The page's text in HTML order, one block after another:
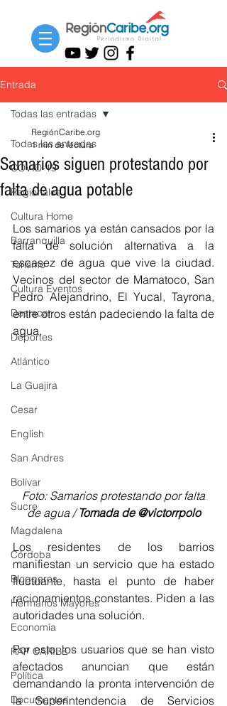
Entrada
Todas las entradas
COVID-19
Regionales
Cultura Home
Barranquilla
Turismo
Cultura Eventos
Destacar
Deportes
Atlántico
La Guajira
Cesar
English
San Andres
Bolívar
Sucre
Magdalena
Córdoba
Bloggeros
Hermanos Mayores
Economía
RAP CARIBE
Política
Documentos
Todas las entradas
Samarios siguen protestando por
falta de agua potable
RegiónCaribe.org
1 min de lectura
Los samarios ya están cansados por la
falta de solución alternativa a la
escasez de agua que vive la ciudad.
Vecinos del sector de Mamatoco, San
Pedro Alejandrino, El Yucal, Tayrona,
entre otros están padeciendo la falta de
agua.
Foto: Samarios protestando por falta
de agua / Tomada de @victorrpolo
Los residentes de los barrios
manifiestan un servicio que ha estado
fluctuante, hasta el punto de haber
racionamientos constantes. Piden a las
autoridades una solución.
Por esto, los usuarios que se han visto
afectados anuncian que están
demandando la pronta intervención de
la Superintendencia de Servicios